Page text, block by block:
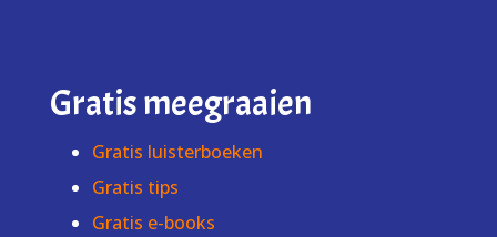
Gratis meegraaien
Gratis luisterboeken
Gratis tips
Gratis e-books